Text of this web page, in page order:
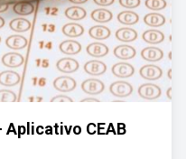
Aplicativo CEAB